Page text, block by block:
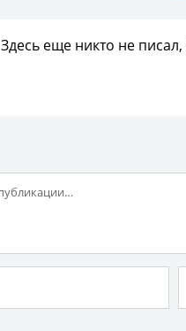
Здесь еще никто не